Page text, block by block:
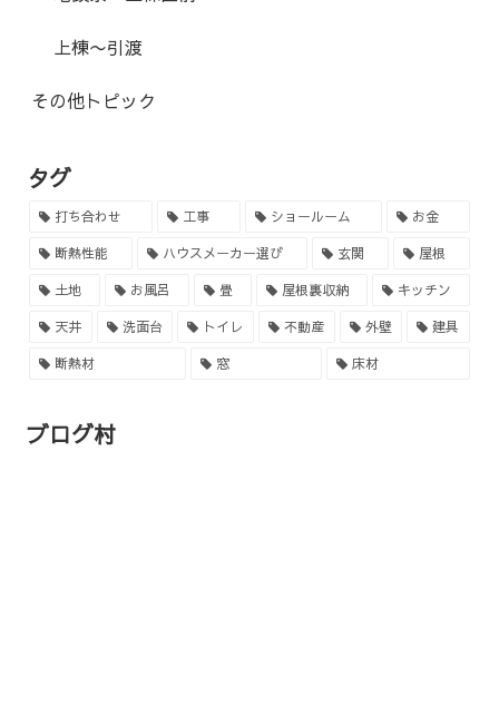
上棟〜引渡
その他トピック
タグ
打ち合わせ 工事 ショールーム お金
断熱性能 ハウスメーカー選び 玄関 屋根
土地 お風呂 畳 屋根裏収納 キッチン
天井 洗面台 トイレ 不動産 外壁 建具
断熱材 窓 床材
ブログ村